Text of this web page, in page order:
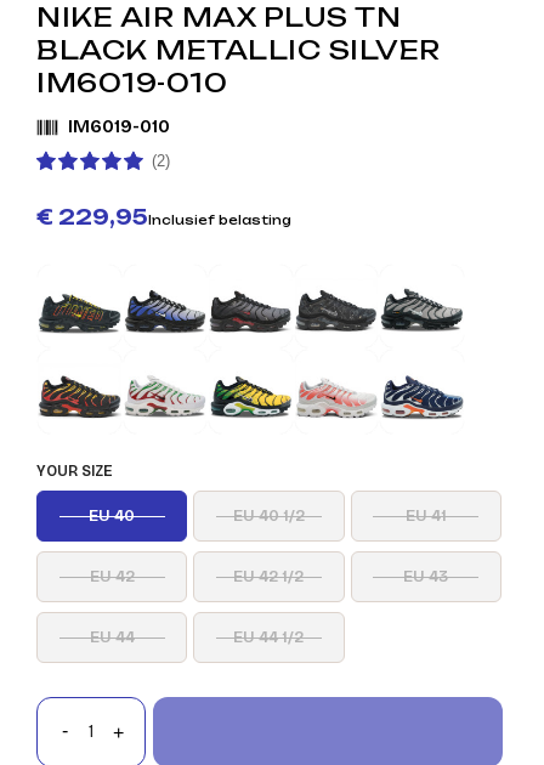
NIKE AIR MAX PLUS TN
BLACK METALLIC SILVER
IM6019-010
IM6019-010
(2)
€ 229,95Inclusief belasting
YOUR SIZE
EU 40 EU 40 1/2 EU 41
EU 42 EU 42 1/2 EU 43
EU 44 EU 44 1/2